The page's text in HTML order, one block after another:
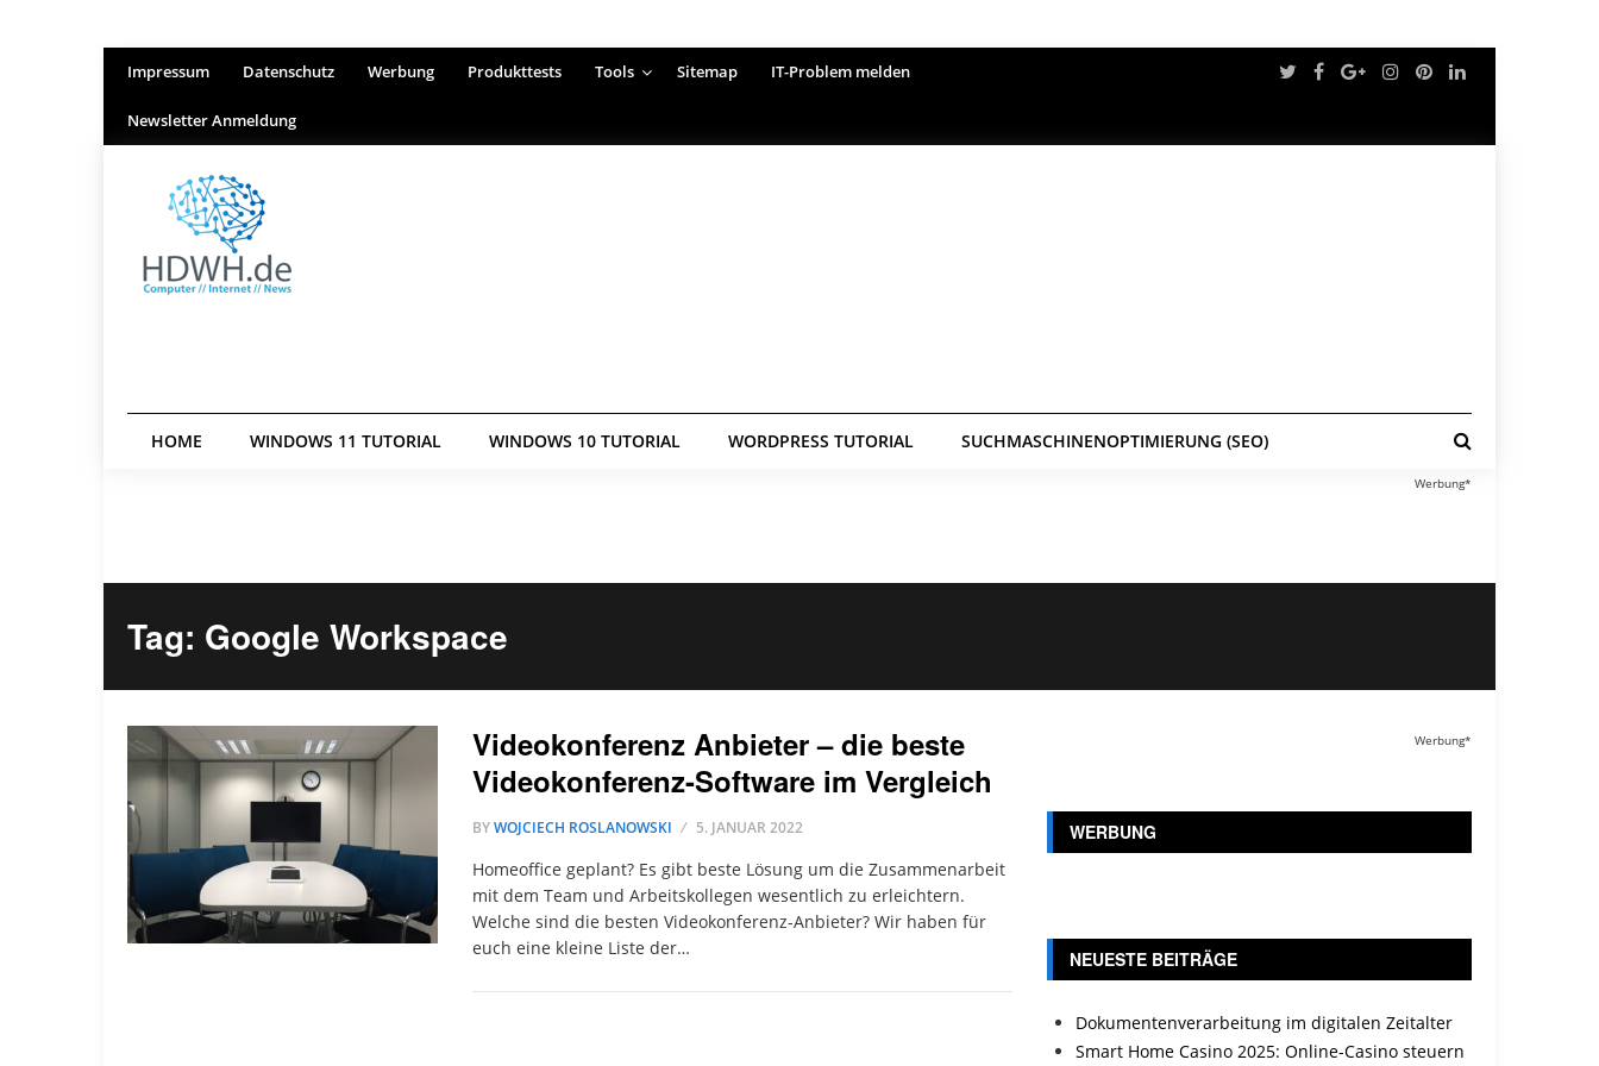
Impressum Datenschutz Werbung Produkttests Tools Sitemap IT-Problem melden
Newsletter Anmeldung
HOME WINDOWS 11 TUTORIAL WINDOWS 10 TUTORIAL WORDPRESS TUTORIAL SUCHMASCHINENOPTIMIERUNG (SEO)
Werbung*
Tag: Google Workspace
Videokonferenz Anbieter – die beste
Videokonferenz-Software im Vergleich
BYWOJCIECH ROSLANOWSKI 5. JANUAR 2022
Homeoffice geplant? Es gibt beste Lösung um die Zusammenarbeit
mit dem Team und Arbeitskollegen wesentlich zu erleichtern.
Welche sind die besten Videokonferenz-Anbieter? Wir haben für
euch eine kleine Liste der…
Werbung*
WERBUNG
NEUESTE BEITRÄGE
Dokumentenverarbeitung im digitalen Zeitalter
Smart Home Casino 2025: Online-Casino steuern